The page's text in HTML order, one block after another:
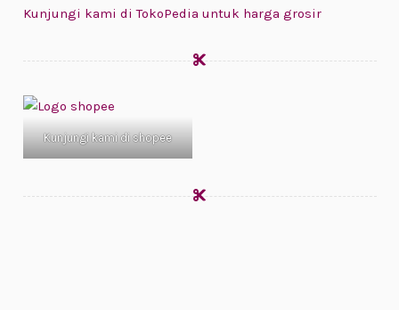
Kunjungi kami di TokoPedia untuk harga grosir
Kunjungi kami di shopee